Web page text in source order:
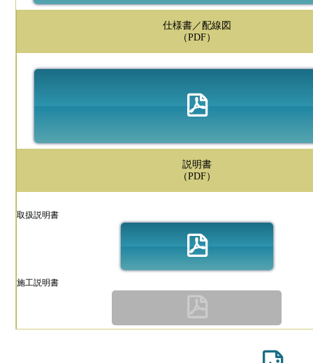
仕様書／配線図
（PDF）
説明書
（PDF）
取扱説明書
施工説明書